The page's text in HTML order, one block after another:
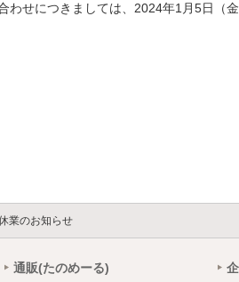
わせにつきましては、2024年1月5日（
業のお知らせ
通販(たのめーる)